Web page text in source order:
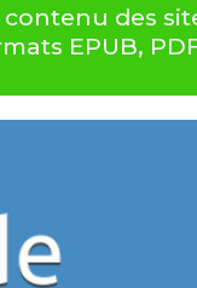
des
EPUB,